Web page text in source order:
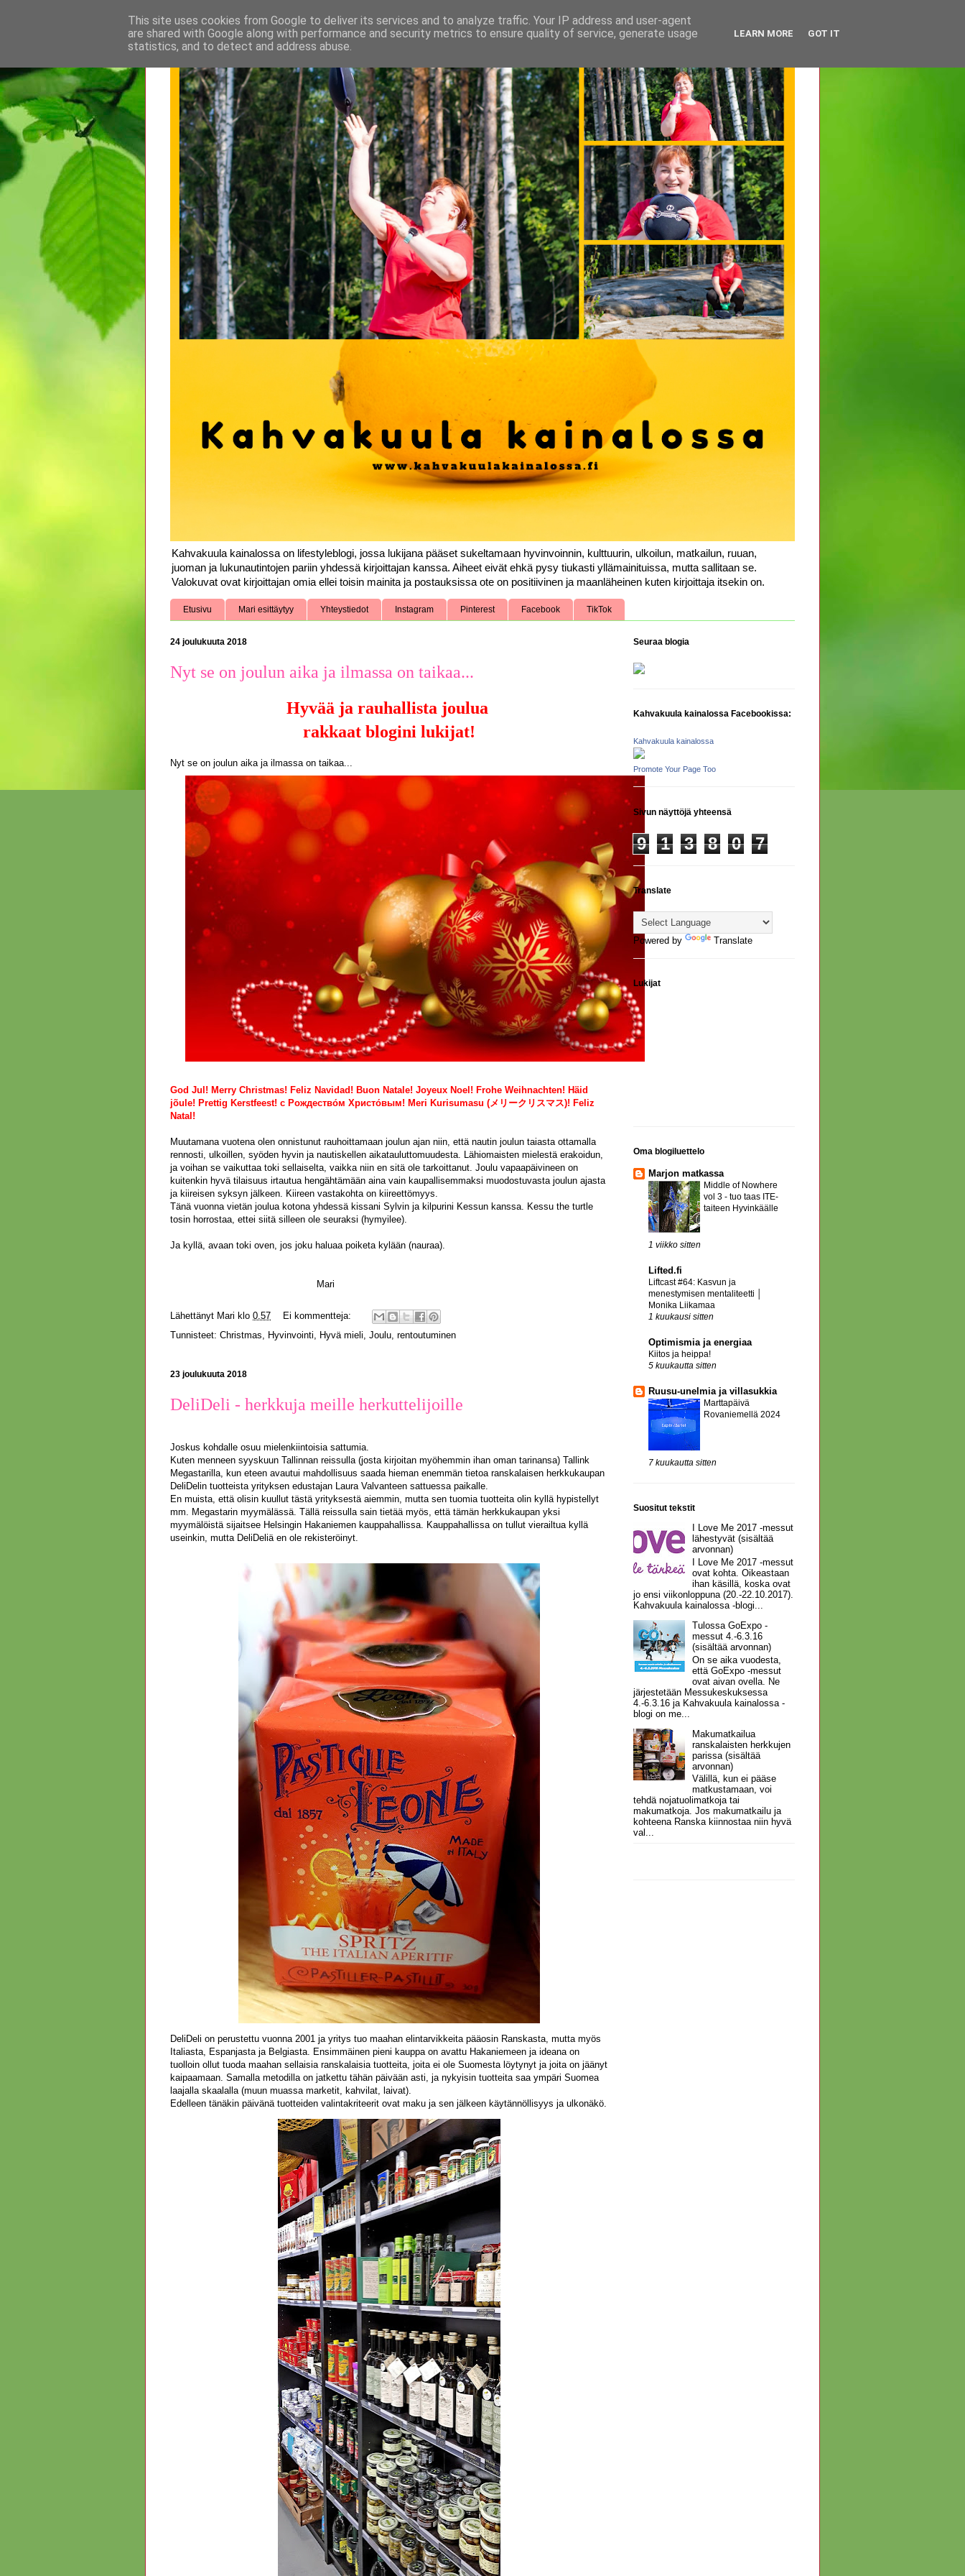
Kahvakuula kainalossa on lifestyleblogi, jossa lukijana pääset sukeltamaan hyvinvoinnin, kulttuurin, ulkoilun, matkailun, ruuan,
juoman ja lukunautintojen pariin yhdessä kirjoittajan kanssa. Aiheet eivät ehkä pysy tiukasti yllämainituissa, mutta sallitaan se.
Valokuvat ovat kirjoittajan omia ellei toisin mainita ja postauksissa ote on positiivinen ja maanläheinen kuten kirjoittaja itsekin on.
Etusivu Mari esittäytyy Yhteystiedot Instagram Pinterest Facebook TikTok
24 joulukuuta 2018
Nyt se on joulun aika ja ilmassa on taikaa...
Hyvää ja rauhallista joulua
rakkaat blogini lukijat!
Nyt se on joulun aika ja ilmassa on taikaa...
God Jul! Merry Christmas! Feliz Navidad! Buon Natale! Joyeux Noel! Frohe Weihnachten! Häid
jõule! Prettig Kerstfeest! с Рождество́м Христо́вым! Meri Kurisumasu (メリークリスマス)! Feliz
Natal!
Muutamana vuotena olen onnistunut rauhoittamaan joulun ajan niin, että nautin joulun taiasta ottamalla
rennosti, ulkoillen, syöden hyvin ja nautiskellen aikatauluttomuudesta. Lähiomaisten mielestä erakoidun,
ja voihan se vaikuttaa toki sellaiselta, vaikka niin en sitä ole tarkoittanut. Joulu vapaapäivineen on
kuitenkin hyvä tilaisuus irtautua hengähtämään aina vain kaupallisemmaksi muodostuvasta joulun ajasta
ja kiireisen syksyn jälkeen. Kiireen vastakohta on kiireettömyys.
Tänä vuonna vietän joulua kotona yhdessä kissani Sylvin ja kilpurini Kessun kanssa. Kessu the turtle
tosin horrostaa, ettei siitä silleen ole seuraksi (hymyilee).
Ja kyllä, avaan toki oven, jos joku haluaa poiketa kylään (nauraa).
Mari
Lähettänyt Mari klo 0.57
Ei kommentteja:
Tunnisteet: Christmas Hyvinvointi Hyvä mieli Joulu rentoutuminen
23 joulukuuta 2018
DeliDeli - herkkuja meille herkuttelijoille
Joskus kohdalle osuu mielenkiintoisia sattumia.
Kuten menneen syyskuun Tallinnan reissulla (josta kirjoitan myöhemmin ihan oman tarinansa) Tallink
Megastarilla, kun eteen avautui mahdollisuus saada hieman enemmän tietoa ranskalaisen herkkukaupan
DeliDelin tuotteista yrityksen edustajan Laura Valvanteen sattuessa paikalle.
En muista, että olisin kuullut tästä yrityksestä aiemmin, mutta sen tuomia tuotteita olin kyllä hypistellyt
mm. Megastarin myymälässä. Tällä reissulla sain tietää myös, että tämän herkkukaupan yksi
myymälöistä sijaitsee Helsingin Hakaniemen kauppahallissa. Kauppahallissa on tullut vierailtua kyllä
useinkin, mutta DeliDeliä en ole rekisteröinyt.
DeliDeli on perustettu vuonna 2001 ja yritys tuo maahan elintarvikkeita pääosin Ranskasta, mutta myös
Italiasta, Espanjasta ja Belgiasta. Ensimmäinen pieni kauppa on avattu Hakaniemeen ja ideana on
tuolloin ollut tuoda maahan sellaisia ranskalaisia tuotteita, joita ei ole Suomesta löytynyt ja joita on jäänyt
kaipaamaan. Samalla metodilla on jatkettu tähän päivään asti, ja nykyisin tuotteita saa ympäri Suomea
laajalla skaalalla (muun muassa marketit, kahvilat, laivat).
Edelleen tänäkin päivänä tuotteiden valintakriteerit ovat maku ja sen jälkeen käytännöllisyys ja ulkonäkö.
Seuraa blogia
Kahvakuula kainalossa Facebookissa:
Kahvakuula kainalossa
Promote Your Page Too
Sivun näyttöjä yhteensä
9 1 3 8 0 7
Translate
Powered by Translate
Lukijat
Oma blogiluettelo
Marjon matkassa
Middle of Nowhere
vol 3 - tuo taas ITE-
taiteen Hyvinkäälle
1 viikko sitten
Lifted.fi
Liftcast #64: Kasvun ja
menestymisen mentaliteetti │
Monika Liikamaa
1 kuukausi sitten
Optimismia ja energiaa
Kiitos ja heippa!
5 kuukautta sitten
Ruusu-unelmia ja villasukkia
Marttapäivä
Rovaniemellä 2024
7 kuukautta sitten
Suositut tekstit
I Love Me 2017 -messut
lähestyvät (sisältää
arvonnan)
I Love Me 2017 -messut
ovat kohta. Oikeastaan
ihan käsillä, koska ovat
jo ensi viikonloppuna (20.-22.10.2017).
Kahvakuula kainalossa -blogi...
Tulossa GoExpo -
messut 4.-6.3.16
(sisältää arvonnan)
On se aika vuodesta,
että GoExpo -messut
ovat aivan ovella. Ne
järjestetään Messukeskuksessa
4.-6.3.16 ja Kahvakuula kainalossa -
blogi on me...
Makumatkailua
ranskalaisten herkkujen
parissa (sisältää
arvonnan)
Välillä, kun ei pääse
matkustamaan, voi
tehdä nojatuolimatkoja tai
makumatkoja. Jos makumatkailu ja
kohteena Ranska kiinnostaa niin hyvä
val...
This site uses cookies from Google to deliver its services and to analyze traffic. Your IP address and user-agent
are shared with Google along with performance and security metrics to ensure quality of service, generate usage
statistics, and to detect and address abuse.
LEARN MORE GOT IT